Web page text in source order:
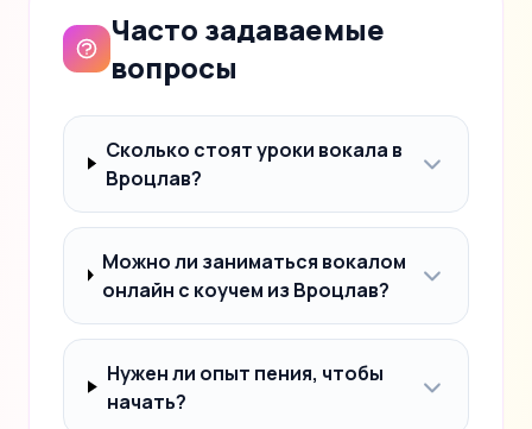
Часто задаваемые
вопросы
Сколько стоят уроки вокала в
Вроцлав?
Можно ли заниматься вокалом
онлайн с коучем из Вроцлав?
Нужен ли опыт пения, чтобы
начать?